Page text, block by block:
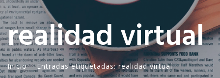
realidad virtual
Inicio -· Entradas etiquetadas: realidad virtual